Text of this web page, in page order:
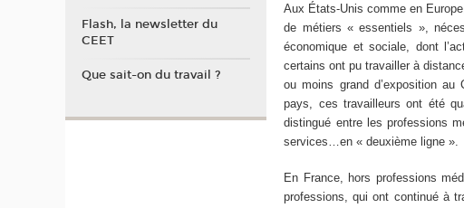
Aux États-Unis comme en
de métiers « essentiels »,
économique et sociale, dont
certains ont pu travailler à
ou moins grand d’exposition
pays, ces travailleurs ont été
distingué entre les professions
services…en « deuxième ligne ».
En France, hors professions
professions, qui ont continué à
Flash, la newsletter du
CEET
Que sait-on du travail ?